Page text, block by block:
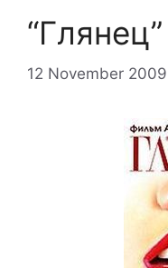
“Глянец”
12 November 2009